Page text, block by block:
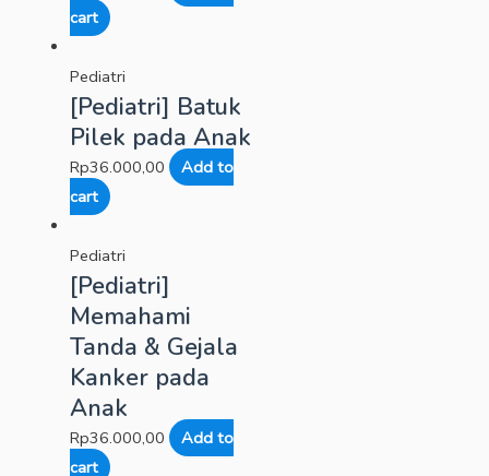
cart
Pediatri
[Pediatri] Batuk
Pilek pada Anak
Rp36.000,00
Add to
cart
Pediatri
[Pediatri]
Memahami
Tanda & Gejala
Kanker pada
Anak
Rp36.000,00
Add to
cart